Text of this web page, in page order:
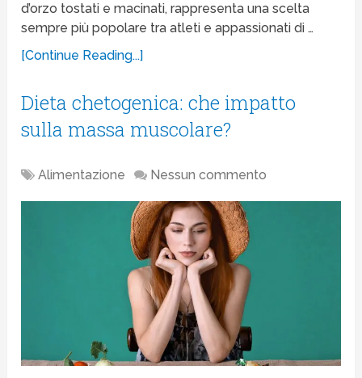
d’orzo tostati e macinati, rappresenta una scelta
sempre più popolare tra atleti e appassionati di …
[Continue Reading...]
Dieta chetogenica: che impatto
sulla massa muscolare?
Alimentazione Nessun commento